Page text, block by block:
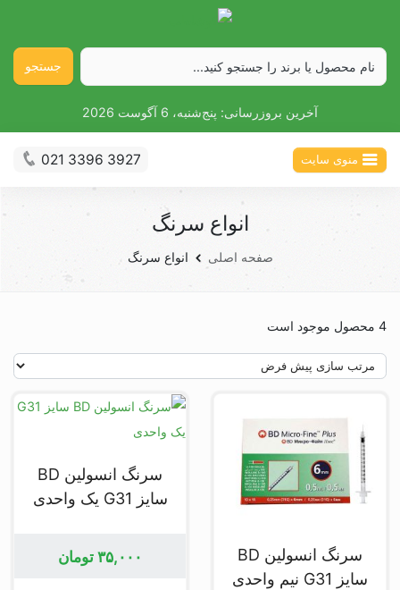
جستجو
آخرین بروزرسانی: پنج‌شنبه، 6 آگوست 2026
منوی سایت 021 3396 3927
انواع سرنگ
صفحه اصلی انواع سرنگ
4 محصول موجود است
سرنگ انسولین BD
سایز G31 نیم واحدی
سرنگ انسولین BD
سایز G31 یک واحدی
۳۵,۰۰۰تومان